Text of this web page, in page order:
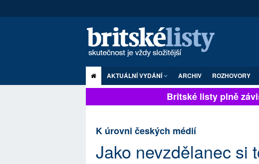
AKTUÁLNÍ VYDÁNÍ ARCHIV ROZHOVORY
Britské listy plně
K úrovni českých médií
Jako nevzdělanec si